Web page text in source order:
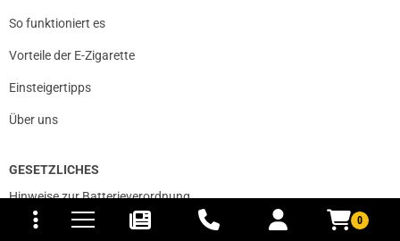
0
und Versandkosten
So funktioniert es
Vorteile der E-Zigarette
Einsteigertipps
Über uns
GESETZLICHES
Hinweise zur Batterieverordnung
Privatsphäre und Datenschutz